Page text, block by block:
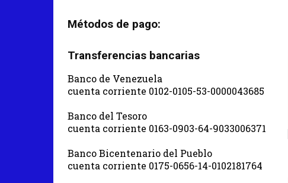
Métodos de pago:
Transferencias bancarias
Banco de Venezuela
cuenta corriente 0102-0105-53-0000043685
Banco del Tesoro
cuenta corriente 0163-0903-64-9033006371
Banco Bicentenario del Pueblo
cuenta corriente 0175-0656-14-0102181764